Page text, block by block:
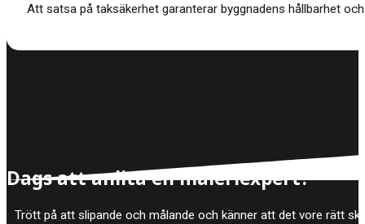
Att satsa på taksäkerhet garanterar byggnadens hållbarhet
Dags att anlita en måleriexpert?
Trött på att slipande och målande och känner att det vore rätt